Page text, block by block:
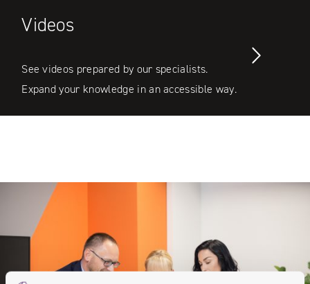
Videos
See videos prepared by our specialists.
Expand your knowledge in an accessible way.